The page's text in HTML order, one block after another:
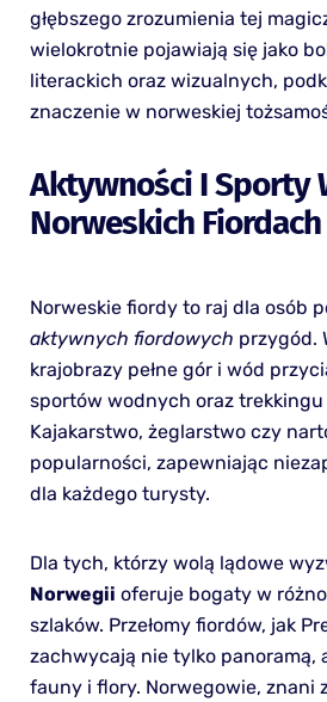
głębszego zrozumienia tej
wielokrotnie pojawiają się jako
literackich oraz wizualnych,
znaczenie w norweskiej
Aktywności I Sporty
Norweskich Fiordach
Norweskie fiordy to raj dla osób
aktywnych fiordowych przygód.
krajobrazy pełne gór i wód
sportów wodnych oraz trekkingu
Kajakarstwo, żeglarstwo czy
popularności, zapewniając
dla każdego turysty.
Dla tych, którzy wolą lądowe
Norwegii oferuje bogaty w
szlaków. Przełomy fiordów, jak
zachwycają nie tylko panoramą,
fauny i flory. Norwegowie, znani